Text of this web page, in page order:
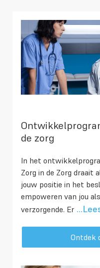
de zorg
In het
Zorg in de Zorg draait
jouw positie in het
empoweren van jou
verzorgende. Er
Ontdek